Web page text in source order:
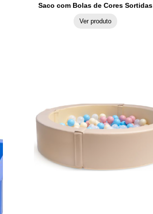
Saco com Bolas de Cores Sortidas
Ver produto